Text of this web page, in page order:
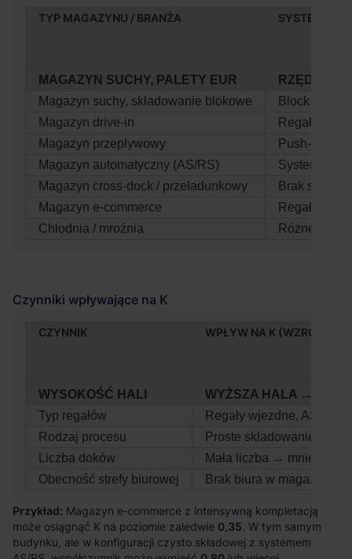
TYP MAGAZYNU / BRANŻA SYSTEM
MAGAZYN SUCHY, PALETY EUR
RZĘDY
Magazyn suchy, składowanie blokowe
Block
Magazyn drive‑in
Regały
Magazyn przepływowy
Push‑back /
Magazyn automatyczny (AS/RS)
System
Magazyn cross‑dock / przeładunkowy
Brak stałych
Magazyn e‑commerce
Regały
Chłodnia / mroźnia
Różne
CZYNNIK WPŁYW NA K (WZROST)
WYSOKOŚĆ HALI
WYŻSZA HALA →
Typ regałów
Regały wjezdne, AS/RS
Rodzaj procesu
Proste składowanie
Liczba doków
Mała liczba → mniejsza
Obecność strefy biurowej
Brak biura w magazynie
Przykład:
0,35